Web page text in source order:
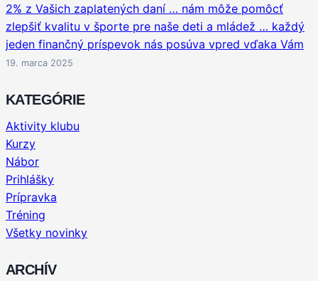
2% z Vašich zaplatených daní … nám môže pomôcť
zlepšiť kvalitu v športe pre naše deti a mládež … každý
jeden finančný príspevok nás posúva vpred vďaka Vám
19. marca 2025
KATEGÓRIE
Aktivity klubu
Kurzy
Nábor
Prihlášky
Prípravka
Tréning
Všetky novinky
ARCHÍV